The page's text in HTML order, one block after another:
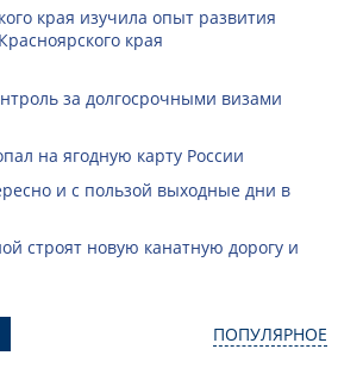
края изучила опыт развития
края
за долгосрочными визами
на ягодную карту России
и с пользой выходные дни в
строят новую канатную дорогу и
ПОПУЛЯРНОЕ